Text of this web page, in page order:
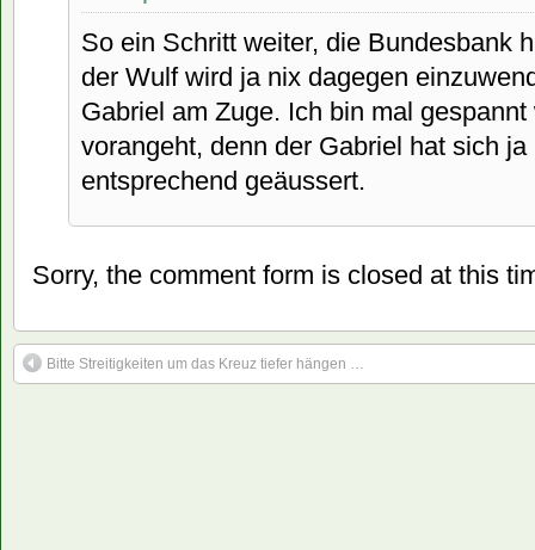
So ein Schritt weiter, die Bundesbank
der Wulf wird ja nix dagegen
Gabriel am Zuge. Ich bin mal
vorangeht, denn der Gabriel hat sich
entsprechend geäussert.
Sorry, the comment form is closed at this
Bitte Streitigkeiten um das Kreuz tiefer hängen …